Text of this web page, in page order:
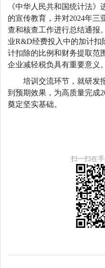
《中华人民共和国统计法
的宣传教育，并对2024年三
查和核查工作进行总结通报
业R&D经费投入中的加计扣
计扣除的比例和财务提取范
企业减轻税负具有重要意义。
培训交流环节，就研发
到预期效果， 为高质量完成
奠定坚实基础。
扫一扫在